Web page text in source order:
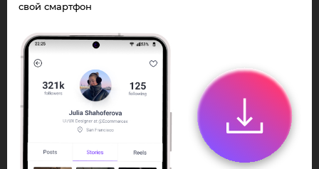
скачивайStories,Reels
или Telegram-приложении.
Быстро, просто и удобно.
Перейти к боту
свой смартфон